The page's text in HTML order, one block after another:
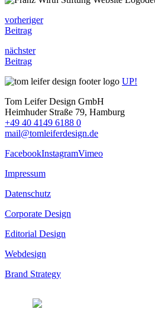
vorheriger
Beitrag
nächster
Beitrag
UP!
Tom Leifer Design GmbH
Heimhuder Straße 79, Hamburg
+49 40 4149 6188 0
mail@tomleiferdesign.de
FacebookInstagramVimeo
Impressum
Datenschutz
Corporate Design
Editorial Design
Webdesign
Brand Strategy